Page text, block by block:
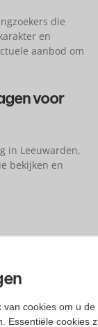
die
en
aanbod om
voor
in Leeuwarden,
bekijken en
cookies om u
Essentiële cookies